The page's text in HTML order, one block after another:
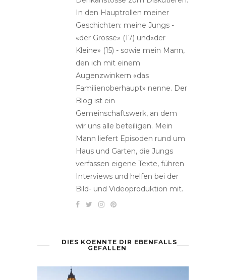
In den Hauptrollen meiner
Geschichten: meine Jungs -
«der Grosse» (17) und«der
Kleine» (15) - sowie mein Mann,
den ich mit einem
Augenzwinkern «das
Familienoberhaupt» nenne. Der
Blog ist ein
Gemeinschaftswerk, an dem
wir uns alle beteiligen. Mein
Mann liefert Episoden rund um
Haus und Garten, die Jungs
verfassen eigene Texte, führen
Interviews und helfen bei der
Bild- und Videoproduktion mit.
DIES KOENNTE DIR EBENFALLS
GEFALLEN